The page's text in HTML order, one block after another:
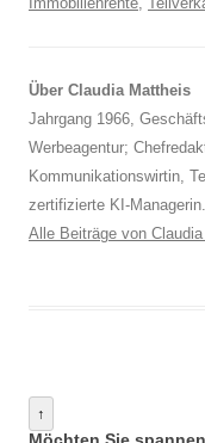
Über Claudia Mattheis
Jahrgang 1966,
Werbeagentur;
Kommunikationswirtin,
zertifizierte KI-Managerin.
Alle Beiträge von
↑